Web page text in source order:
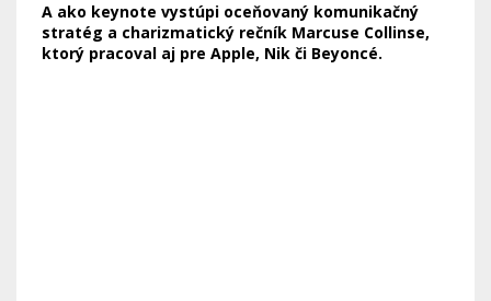
A ako keynote vystúpi oceňovaný komunikačný
stratég a charizmatický rečník Marcuse Collinse,
ktorý pracoval aj pre Apple, Nik či Beyoncé.